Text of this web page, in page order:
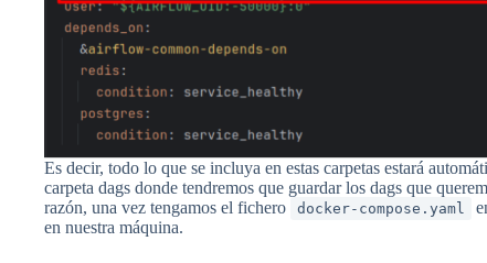
Es decir, todo lo que se incluya en estas carpetas estará
carpeta dags donde tendremos que guardar los dags que
razón, una vez tengamos el fichero
docker-compose.yaml
en nuestra máquina.